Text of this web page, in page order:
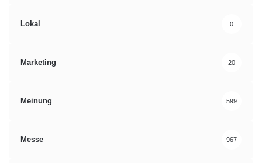
Lokal 0
Marketing 20
Meinung 599
Messe 967